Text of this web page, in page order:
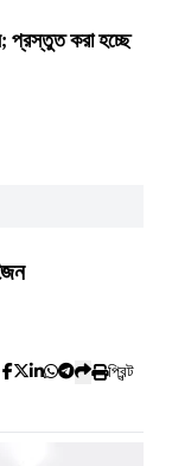
প্রস্তুত করা হচ্ছে
প্রিন্ট